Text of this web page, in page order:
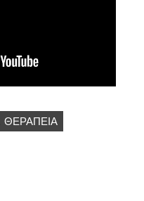
ΘΕΡΑΠΕΙΑ